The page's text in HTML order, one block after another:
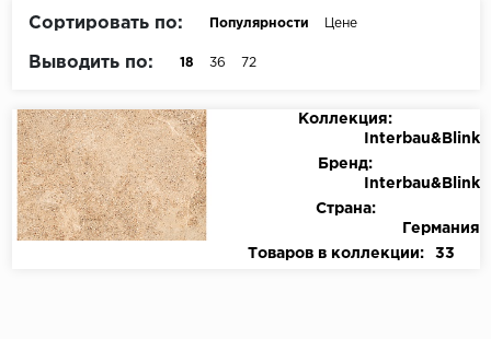
Сортировать по: Популярности Цене
Выводить по: 18 36 72
Коллекция:
Interbau&Blink
Бренд:
Interbau&Blink
Страна:
Германия
Товаров в коллекции:
33